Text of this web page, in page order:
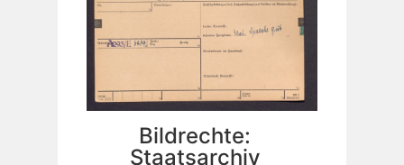
Bildrechte:
Staatsarchiv